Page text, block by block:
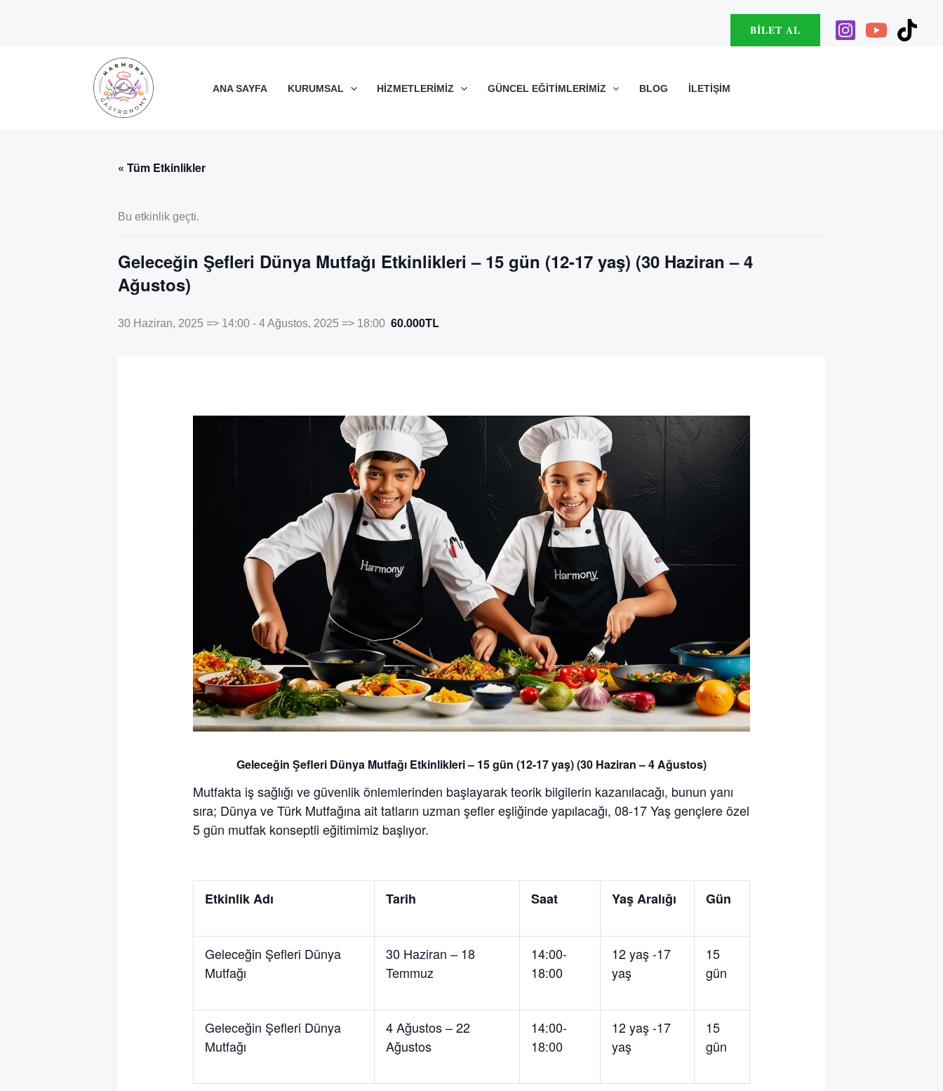
BILET AL
ANA SAYFA KURUMSAL HIZMETLERIMIZ GÜNCEL EĞITIMLERIMIZ BLOG İLETIŞIM
« Tüm Etkinlikler
Bu etkinlik geçti.
Geleceğin Şefleri Dünya Mutfağı Etkinlikleri – 15 gün (12-17 yaş) (30 Haziran – 4
Ağustos)
30 Haziran, 2025 => 14:00 - 4 Ağustos, 2025 => 18:00 60.000TL
Geleceğin Şefleri Dünya Mutfağı Etkinlikleri – 15 gün (12-17 yaş) (30 Haziran – 4 Ağustos)
Mutfakta iş sağlığı ve güvenlik önlemlerinden başlayarak teorik bilgilerin kazanılacağı, bunun yanı
sıra; Dünya ve Türk Mutfağına ait tatların uzman şefler eşliğinde yapılacağı, 08-17 Yaş gençlere özel
5 gün mutfak konseptli eğitimimiz başlıyor.
Etkinlik Adı Tarih Saat Yaş Aralığı Gün
Geleceğin Şefleri Dünya
Mutfağı
30 Haziran – 18
Temmuz
14:00-
18:00
12 yaş -17
yaş
15
gün
Geleceğin Şefleri Dünya
Mutfağı
4 Ağustos – 22
Ağustos
14:00-
18:00
12 yaş -17
yaş
15
gün